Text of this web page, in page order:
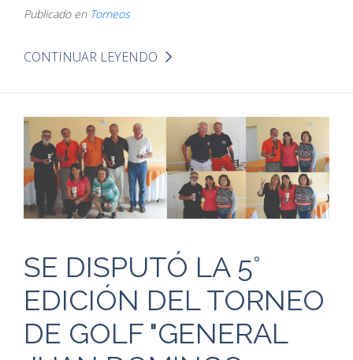
Publicado en Torneos
CONTINUAR LEYENDO
SE DISPUTÓ LA 5°
EDICIÓN DEL TORNEO
DE GOLF "GENERAL